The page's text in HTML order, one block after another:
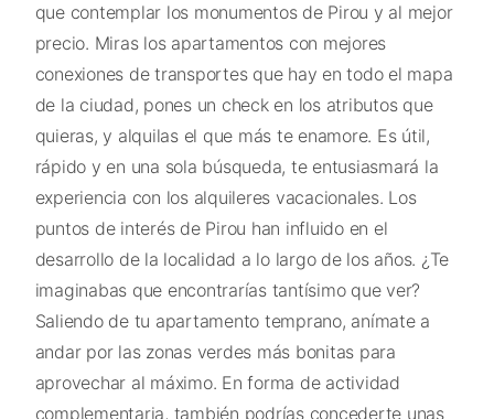
que contemplar los monumentos de Pirou y al mejor
precio. Miras los apartamentos con mejores
conexiones de transportes que hay en todo el mapa
de la ciudad, pones un check en los atributos que
quieras, y alquilas el que más te enamore. Es útil,
rápido y en una sola búsqueda, te entusiasmará la
experiencia con los alquileres vacacionales. Los
puntos de interés de Pirou han influido en el
desarrollo de la localidad a lo largo de los años. ¿Te
imaginabas que encontrarías tantísimo que ver?
Saliendo de tu apartamento temprano, anímate a
andar por las zonas verdes más bonitas para
aprovechar al máximo. En forma de actividad
complementaria, también podrías concederte unas